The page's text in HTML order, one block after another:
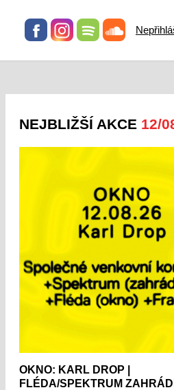
NEJBLIŽŠÍ AKCE 12/
OKNO: KARL DROP |
FLÉDA/SPEKTRUM